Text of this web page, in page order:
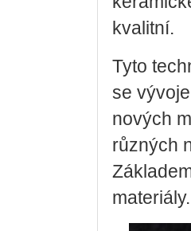
kvalitní.
Tyto
se
nových
různých
materiály.